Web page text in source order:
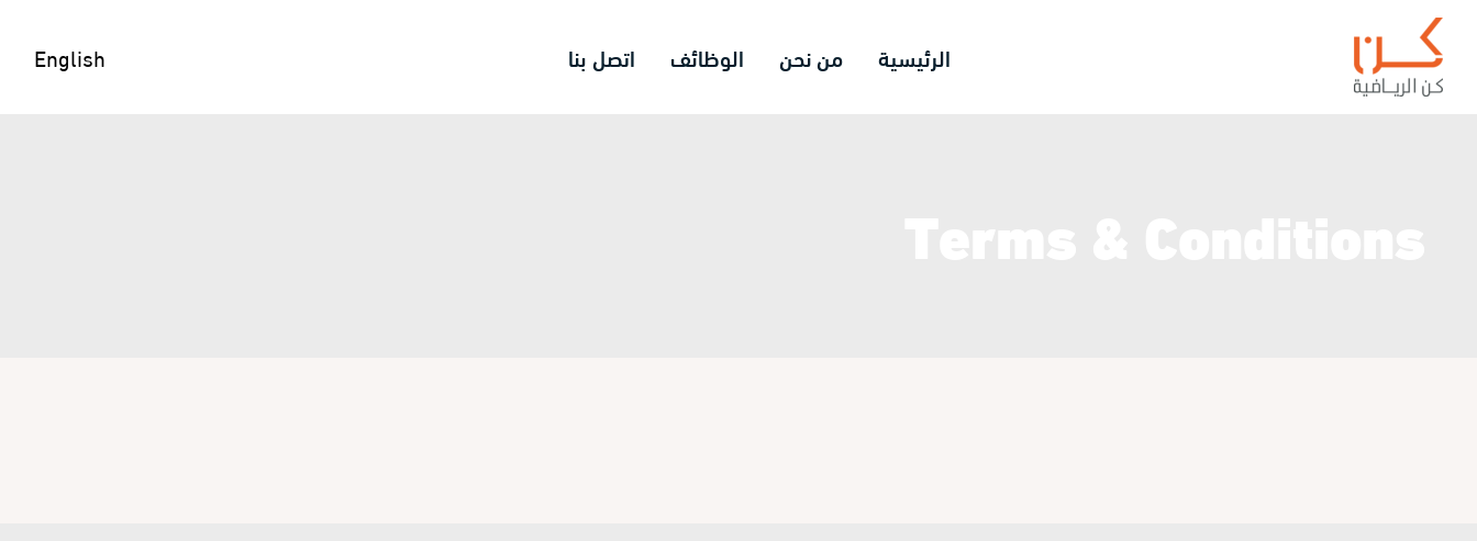
English الرئيسية من نحن الوظائف اتصل بنا